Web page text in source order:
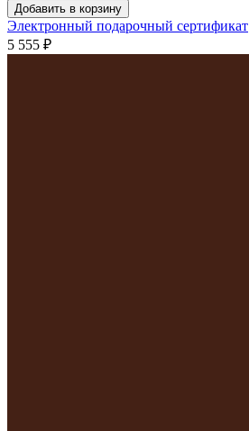
Добавить в корзину
Электронный подарочный сертификат
5 555 ₽